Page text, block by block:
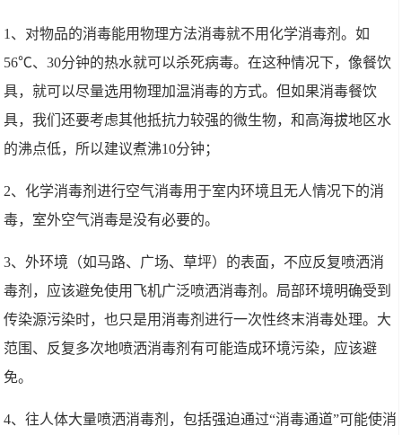
1、对物品的消毒能用物理方法消毒就不用化学消毒剂。如
56℃、30分钟的热水就可以杀死病毒。在这种情况下，像餐饮
具，就可以尽量选用物理加温消毒的方式。但如果消毒餐饮
具，我们还要考虑其他抵抗力较强的微生物，和高海拔地区水
的沸点低，所以建议煮沸10分钟；
2、化学消毒剂进行空气消毒用于室内环境且无人情况下的消
毒，室外空气消毒是没有必要的。
3、外环境（如马路、广场、草坪）的表面，不应反复喷洒消
毒剂，应该避免使用飞机广泛喷洒消毒剂。局部环境明确受到
传染源污染时，也只是用消毒剂进行一次性终末消毒处理。大
范围、反复多次地喷洒消毒剂有可能造成环境污染，应该避
免。
4、往人体大量喷洒消毒剂，包括强迫通过“消毒通道”可能使消